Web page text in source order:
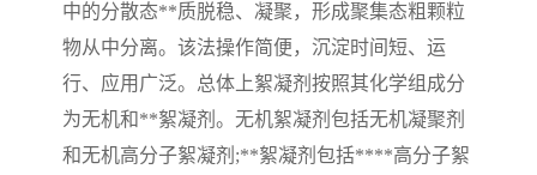
中的分散态**质脱稳、凝聚，形成聚集态粗颗粒
物从中分离。该法操作简便，沉淀时间短、运
行、应用广泛。总体上絮凝剂按照其化学组成分
为无机和**絮凝剂。无机絮凝剂包括无机凝聚剂
和无机高分子絮凝剂 ;**絮凝剂包括****高分子絮
金属配件洗涤污水处理设 小型一体化污水处理设备
微动力污水处理设备 集中式生活污水处理设备
接触式一体化污水处理设 化粪池一体化污水处理设